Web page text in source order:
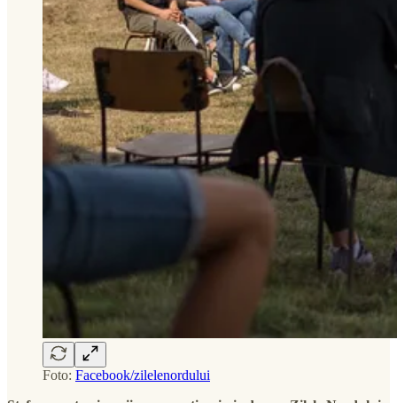
Foto: Facebook/zilelenordului